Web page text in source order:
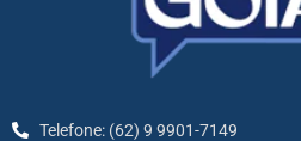
Telefone: (62) 9 9901-7149